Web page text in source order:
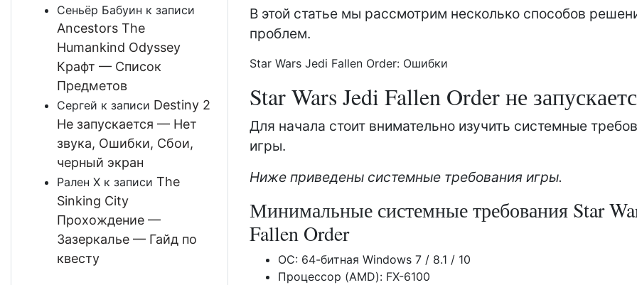
В этой статье мы рассмотрим несколько способов
проблем.
Star Wars Jedi Fallen Order: Ошибки
Star Wars Jedi Fallen Order не
Для начала стоит внимательно изучить системные
игры.
Ниже приведены системные требования игры.
Минимальные системные требования Star
Fallen Order
ОС: 64-битная Windows 7 / 8.1 / 10
Процессор (AMD): FX-6100
Сеньёр Бабуин к записи
Ancestors The
Humankind Odyssey
Крафт — Список
Предметов
Сергей к записи Destiny 2
Не запускается — Нет
звука, Ошибки, Сбои,
черный экран
Рален Х к записи The
Sinking City
Прохождение —
Зазеркалье — Гайд по
квесту